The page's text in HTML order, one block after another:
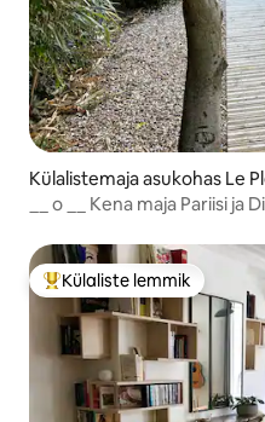
Külalistemaja asukohas Le
__ o __ Kena maja Pariisi ja
Külaliste suur lemmik
Külaliste lemmik